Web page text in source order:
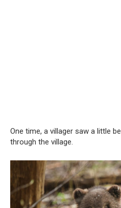
One time, a villager saw a little
through the village.